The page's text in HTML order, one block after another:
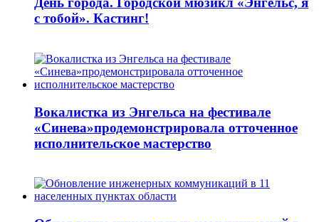
с тобой». Кастинг!
Вокалистка из Энгельса на фестивале
«Синева»продемонстрировала отточенное
исполнительское мастерство